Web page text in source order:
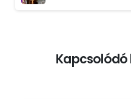
Kapcsolódó